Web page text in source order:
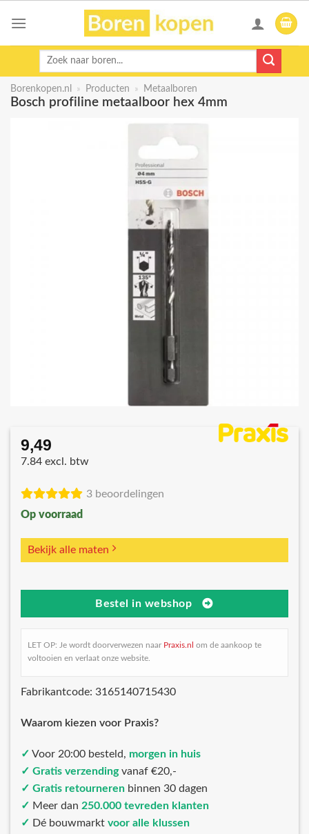
Zoeken
Borenkopen.nl » Producten » Metaalboren
Bosch profiline metaalboor hex 4mm
9,49
7.84 excl. btw
3 beoordelingen
Op voorraad
Bekijk alle maten
Bestel in webshop
LET OP: Je wordt doorverwezen naar Praxis.nl om de aankoop te
voltooien en verlaat onze website.
Fabrikantcode: 3165140715430
Waarom kiezen voor Praxis?
✓ Voor 20:00 besteld, morgen in huis
✓ Gratis verzendingvanaf €20,-
✓ Gratis retourneren binnen 30 dagen
✓ Meer dan 250.000 tevreden klanten
✓ Dé bouwmarkt voor alle klussen